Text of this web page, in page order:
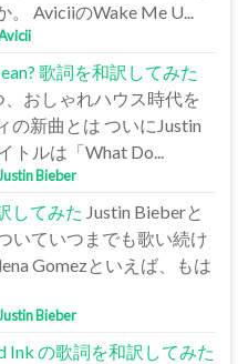
。 AviciiのWake Me U...
歌詞を和訳してみた
おしゃれハウス時代を
の新曲とは ついにJustin
トルは「What Do...
Bieber
してみた Justin Bieberと
いていつまでも歌い続け
Gomezといえば、もは
Bieber
Ink の歌詞を和訳してみた